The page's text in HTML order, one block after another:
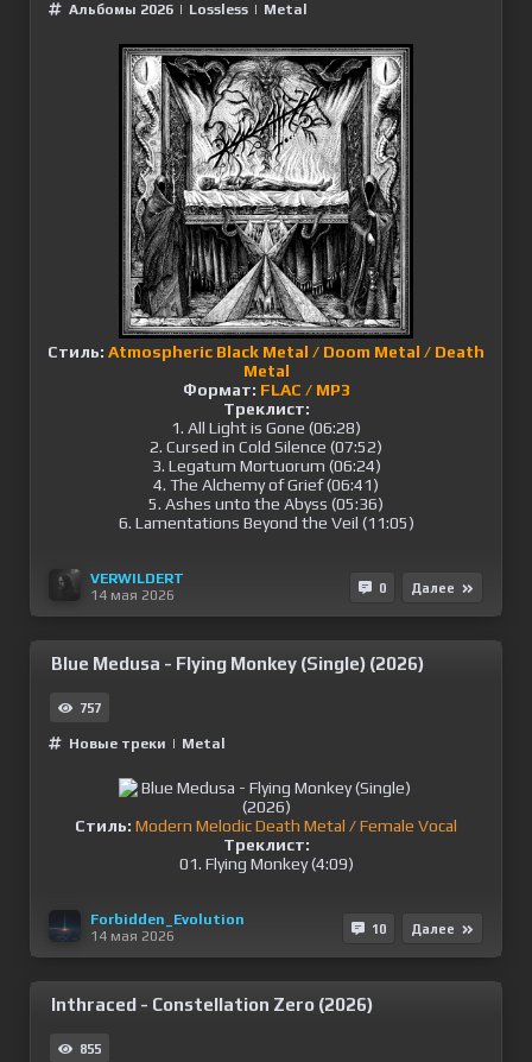
Альбомы 2026 | Lossless | Metal
Стиль: Atmospheric Black Metal / Doom Metal / Death
Metal
Формат: FLAC / MP3
Треклист:
1. All Light is Gone (06:28)
2. Cursed in Cold Silence (07:52)
3. Legatum Mortuorum (06:24)
4. The Alchemy of Grief (06:41)
5. Ashes unto the Abyss (05:36)
6. Lamentations Beyond the Veil (11:05)
VERWILDERT
14 мая 2026
0 Далее
Blue Medusa - Flying Monkey (Single) (2026)
757
Новые треки | Metal
Стиль: Modern Melodic Death Metal / Female Vocal
Треклист:
01. Flying Monkey (4:09)
Forbidden_Evolution
14 мая 2026
10 Далее
Inthraced - Constellation Zero (2026)
855